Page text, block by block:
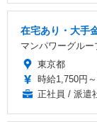
在宅あり・大手
マンパワーグルー
東京都
時給1,750円
正社員 / 派遣